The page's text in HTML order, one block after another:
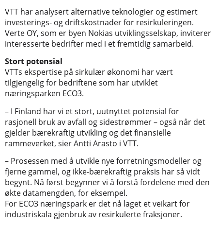
VTT har analysert alternative teknologier og estimert
investerings- og driftskostnader for resirkuleringen.
Verte OY, som er byen Nokias utviklingsselskap, inviterer
interesserte bedrifter med i et fremtidig samarbeid.
Stort potensial
VTTs ekspertise på sirkulær økonomi har vært
tilgjengelig for bedriftene som har utviklet
næringsparken ECO3.
– I Finland har vi et stort, uutnyttet potensial for
rasjonell bruk av avfall og sidestrømmer – også når det
gjelder bærekraftig utvikling og det finansielle
rammeverket, sier Antti Arasto i VTT.
– Prosessen med å utvikle nye forretningsmodeller og
fjerne gammel, og ikke-bærekraftig praksis har så vidt
begynt. Nå først begynner vi å forstå fordelene med den
økte datamengden, for eksempel.
For ECO3 næringspark er det nå laget et veikart for
industriskala gjenbruk av resirkulerte fraksjoner.